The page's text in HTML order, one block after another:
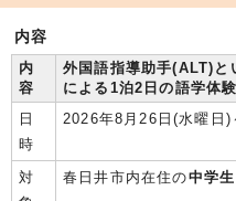
内容
内
容
外国語指導助手(ALT)と
による1泊2日の語学体験
日
時
2026年8月26日(水曜日
対
春日井市内在住の中学